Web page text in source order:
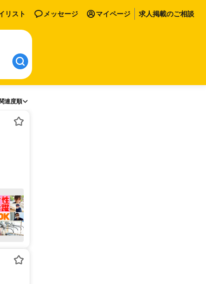
リスト メッセージ マイページ 求人掲載のご相談
連度順